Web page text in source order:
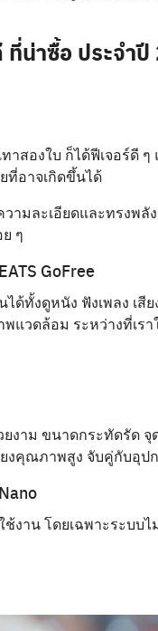
น่าซื้อ ประจำปี
าสองใบ ก็ได้ฟีเจอร์ดี
ที่อาจเกิดขึ้นได้
มละเอียดและทรงพ
ๆ
GoFree
ได้ทั้งดูหนัง ฟังเพลง เสี
แวดล้อม ระหว่างที่เร
งาม ขนาดกระทัดรัด
งคุณภาพสูง จับคู่กับอุ
งาน โดยเฉพาะระบบ